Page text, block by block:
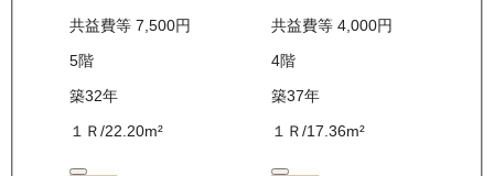
共益費等 7,500円
5階
築32年
１Ｒ/22.20m²
共益費等4,000円
4階
築37年
１Ｒ/17.36m²